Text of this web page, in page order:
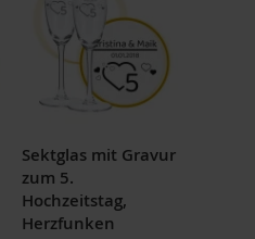
Sektglas mit Gravur
zum 5.
Hochzeitstag,
Herzfunken